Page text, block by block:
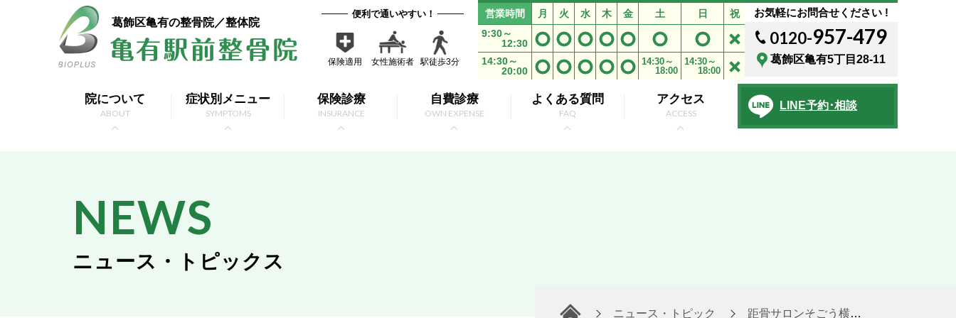
葛飾区亀有の整骨院／整体院
便利で通いやすい！
保険適用 女性施術者 駅徒歩3分
営業時間 月 火 水 木 金 土 日
祝
9:30～
12:30
14:30～
20:00
14:30～
18:00
14:30～
18:00
お気軽にお問合せください !
0120-957-479
葛飾区亀有5丁目28-11
院について
ABOUT
症状別メニュー
SYMPTOMS
保険診療
INSURANCE
自費診療
OWN EXPENSE
よくある質問
FAQ
アクセス
ACCESS
LINE予約･相談
NEWS
ニュース・トピックス
ニュース・トピック 距骨サロンそごう横浜店